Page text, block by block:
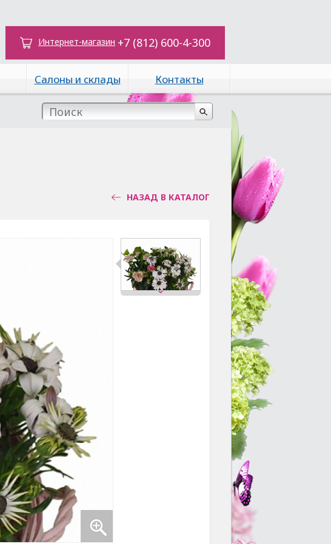
Интернет-магазин +7 (812) 600-4-300
Салоны и склады Контакты
НАЗАД В КАТАЛОГ